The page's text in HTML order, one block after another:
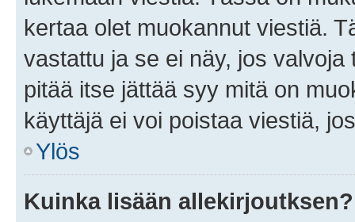
kertaa olet muokannut viestiä.
vastattu ja se ei näy, jos
pitää itse jättää syy mitä on
käyttäjä ei voi poistaa viestiä,
Ylös
Kuinka lisään allekirjoutksen?